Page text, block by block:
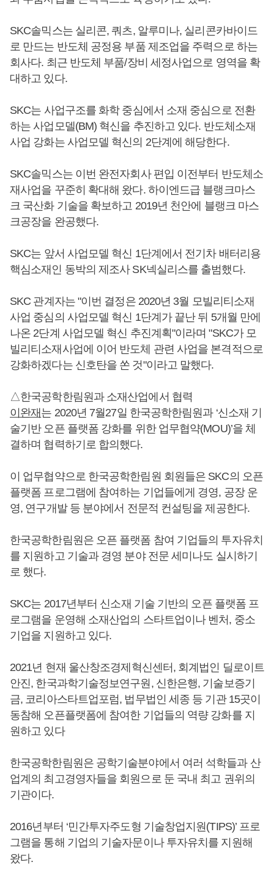
SKC솔믹스는 실리콘, 쿼츠, 알루미나, 실리콘카바이드
로 만드는 반도체 공정용 부품 제조업을 주력으로 하는
회사다. 최근 반도체 부품/장비 세정사업으로 영역을 확
대하고 있다.
SKC는 사업구조를 화학 중심에서 소재 중심으로 전환
하는 사업모델(BM) 혁신을 추진하고 있다. 반도체소재
사업 강화는 사업모델 혁신의 2단계에 해당한다.
SKC솔믹스는 이번 완전자회사 편입 이전부터 반도체소
재사업을 꾸준히 확대해 왔다. 하이엔드급 블랭크마스
크 국산화 기술을 확보하고 2019년 천안에 블랭크 마스
크공장을 완공했다.
SKC는 앞서 사업모델 혁신 1단계에서 전기차 배터리용
핵심소재인 동박의 제조사 SK넥실리스를 출범했다.
SKC 관계자는 "이번 결정은 2020년 3월 모빌리티소재
사업 중심의 사업모델 혁신 1단계가 끝난 뒤 5개월 만에
나온 2단계 사업모델 혁신 추진계획"이라며 "SKC가 모
빌리티소재사업에 이어 반도체 관련 사업을 본격적으로
강화하겠다는 신호탄을 쏜 것"이라고 말했다.
△한국공학한림원과 소재산업에서 협력
이완재는 2020년 7월27일 한국공학한림원과 ‘신소재 기
술기반 오픈 플랫폼 강화를 위한 업무협약(MOU)’을 체
결하며 협력하기로 합의했다.
이 업무협약으로 한국공학한림원 회원들은 SKC의 오픈
플랫폼 프로그램에 참여하는 기업들에게 경영, 공장 운
영, 연구개발 등 분야에서 전문적 컨설팅을 제공한다.
한국공학한림원은 오픈 플랫폼 참여 기업들의 투자유치
를 지원하고 기술과 경영 분야 전문 세미나도 실시하기
로 했다.
SKC는 2017년부터 신소재 기술 기반의 오픈 플랫폼 프
로그램을 운영해 소재산업의 스타트업이나 벤처, 중소
기업을 지원하고 있다.
2021년 현재 울산창조경제혁신센터, 회계법인 딜로이트
안진, 한국과학기술정보연구원, 신한은행, 기술보증기
금, 코리아스타트업포럼, 법무법인 세종 등 기관 15곳이
동참해 오픈플랫폼에 참여한 기업들의 역량 강화를 지
원하고 있다
한국공학한림원은 공학기술분야에서 여러 석학들과 산
업계의 최고경영자들을 회원으로 둔 국내 최고 권위의
기관이다.
2016년부터 ‘민간투자주도형 기술창업지원(TIPS)’ 프로
그램을 통해 기업의 기술자문이나 투자유치를 지원해
왔다.